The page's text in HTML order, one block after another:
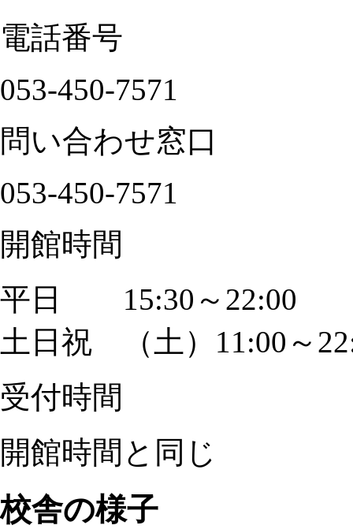
電話番号
053-450-7571
問い合わせ窓口
053-450-7571
開館時間
平日 15:30～22:00
土日祝 （土）11:00～
受付時間
開館時間と同じ
校舎の様子